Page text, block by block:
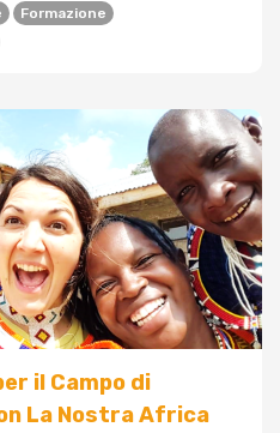
Formazione
il Campo di
La Nostra Africa